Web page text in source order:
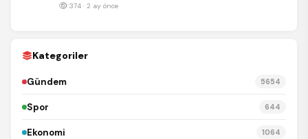
374 · 2 ay önce
Kategoriler
Gündem 5654
Spor 644
Ekonomi 1064